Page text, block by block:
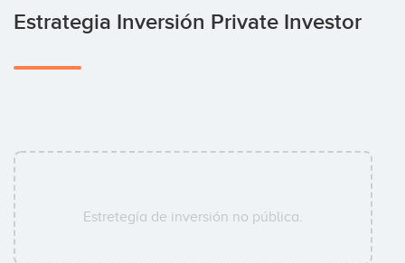
Estrategia Inversión Private Investor
Estretegía de inversión no pública.